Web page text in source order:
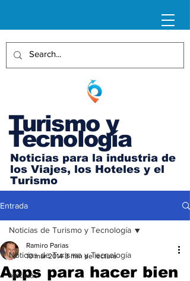
Turismo y
Tecnología
Noticias para la industria de
los Viajes, los Hoteles y el
Turismo
Entrada
Noticias de Turismo y Tecnología
Noticias
Noticias de Turismo y Tecnología
Apps para hacer bien
Ramiro Parias
10 mar 2014 3 min de lectura